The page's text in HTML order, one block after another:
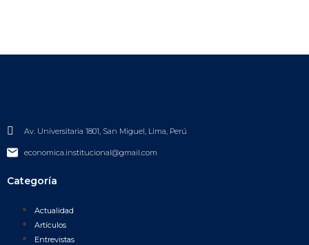
Av. Universitaria 1801, San Miguel, Lima, Perú
economica.institucional@gmail.com
Categoría
Actualidad
Artículos
Entrevistas